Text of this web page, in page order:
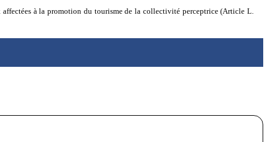
à la promotion du tourisme de la collectivité perceptrice (Article L.